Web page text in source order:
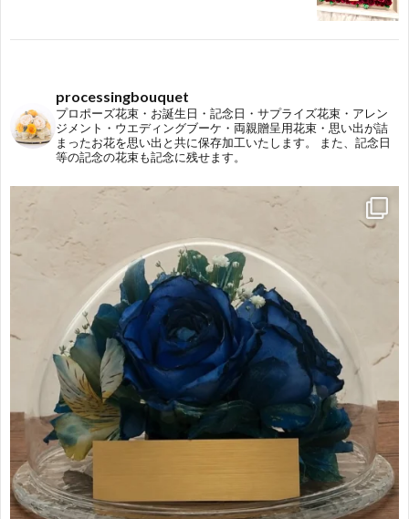
processingbouquet
プロポーズ花束・お誕生日・記念日・サプライズ花束・アレン
ジメント・ウエディングブーケ・両親贈呈用花束・思い出が詰
まったお花を思い出と共に保存加工いたします。
また、記念日
等の記念の花束も記念に残せます。